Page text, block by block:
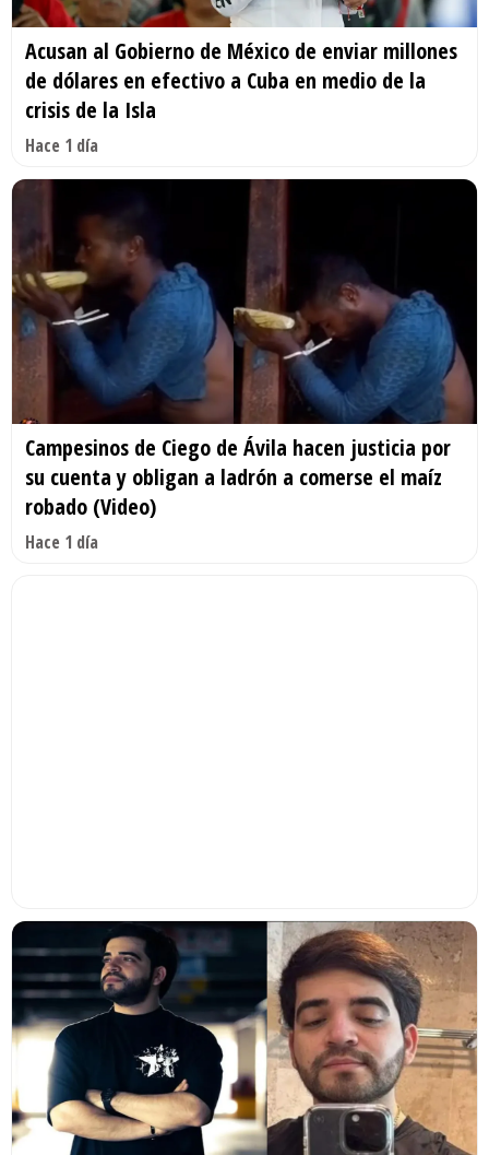
Acusan al Gobierno de México de enviar millones
de dólares en efectivo a Cuba en medio de la
crisis de la Isla
Hace 1 día
Campesinos de Ciego de Ávila hacen justicia por
su cuenta y obligan a ladrón a comerse el maíz
robado (Video)
Hace 1 día